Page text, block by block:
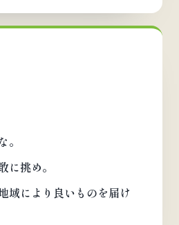
。
に挑め。
域により良いものを届け